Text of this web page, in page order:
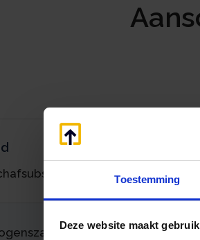
Toestemming
Deze website maakt
elektrische auto
goed regelen?